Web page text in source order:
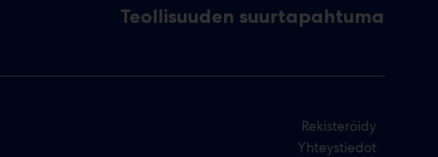
Teollisuuden suurtapahtuma
Rekisteröidy
Yhteystiedot